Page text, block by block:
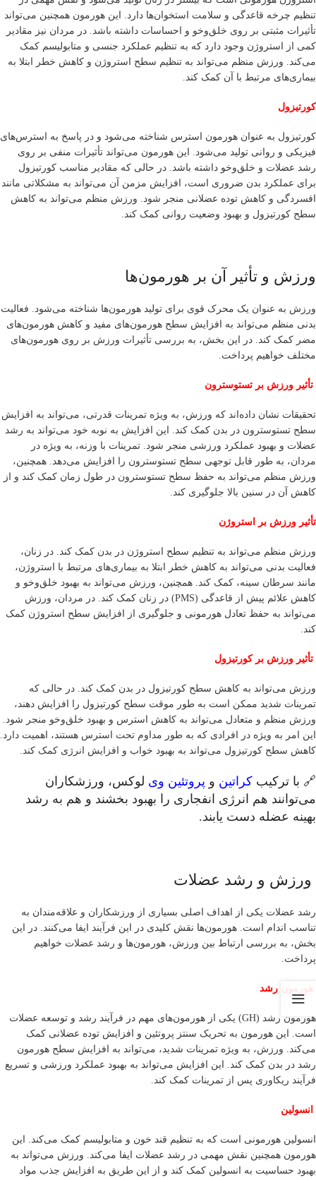
تنظیم چرخه قاعدگی و سلامت استخوان‌ها دارد. این هورمون همچنین می‌تواند
تأثیرات مثبتی بر روی خلق‌وخو و احساسات داشته باشد. در مردان نیز مقادیر
کمی از استروژن وجود دارد که به تنظیم عملکرد جنسی و متابولیسم کمک
می‌کند. ورزش منظم می‌تواند به تنظیم سطح استروژن و کاهش خطر ابتلا به
بیماری‌های مرتبط با آن کمک کند.
کورتیزول
کورتیزول به عنوان هورمون استرس شناخته می‌شود و در پاسخ به استرس‌های
فیزیکی و روانی تولید می‌شود. این هورمون می‌تواند تأثیرات منفی بر روی
رشد عضلات و خلق‌وخو داشته باشد. در حالی که مقادیر مناسب کورتیزول
برای عملکرد بدن ضروری است، افزایش مزمن آن می‌تواند به مشکلاتی مانند
افسردگی و کاهش توده عضلانی منجر شود. ورزش منظم می‌تواند به کاهش
سطح کورتیزول و بهبود وضعیت روانی کمک کند.
ورزش و تأثیر آن بر هورمون‌ها
ورزش به عنوان یک محرک قوی برای تولید هورمون‌ها شناخته می‌شود. فعالیت
بدنی منظم می‌تواند به افزایش سطح هورمون‌های مفید و کاهش هورمون‌های
مضر کمک کند. در این بخش، به بررسی تأثیرات ورزش بر روی هورمون‌های
مختلف خواهیم پرداخت.
تأثیر ورزش بر تستوسترون
تحقیقات نشان داده‌اند که ورزش، به ویژه تمرینات قدرتی، می‌تواند به افزایش
سطح تستوسترون در بدن کمک کند. این افزایش به نوبه خود می‌تواند به رشد
عضلات و بهبود عملکرد ورزشی منجر شود. تمرینات با وزنه، به ویژه در
مردان، به طور قابل توجهی سطح تستوسترون را افزایش می‌دهد. همچنین،
ورزش منظم می‌تواند به حفظ سطح تستوسترون در طول زمان کمک کند و از
کاهش آن در سنین بالا جلوگیری کند.
تأثیر ورزش بر استروژن
ورزش منظم می‌تواند به تنظیم سطح استروژن در بدن کمک کند. در زنان،
فعالیت بدنی می‌تواند به کاهش خطر ابتلا به بیماری‌های مرتبط با استروژن،
مانند سرطان سینه، کمک کند. همچنین، ورزش می‌تواند به بهبود خلق‌وخو و
کاهش علائم پیش از قاعدگی (PMS) در زنان کمک کند. در مردان، ورزش
می‌تواند به حفظ تعادل هورمونی و جلوگیری از افزایش سطح استروژن کمک
کند.
تأثیر ورزش بر کورتیزول
ورزش می‌تواند به کاهش سطح کورتیزول در بدن کمک کند. در حالی که
تمرینات شدید ممکن است به طور موقت سطح کورتیزول را افزایش دهند،
ورزش منظم و متعادل می‌تواند به کاهش استرس و بهبود خلق‌وخو منجر شود.
این امر به ویژه در افرادی که به طور مداوم تحت استرس هستند، اهمیت دارد.
کاهش سطح کورتیزول می‌تواند به بهبود خواب و افزایش انرژی کمک کند.
🔗 با ترکیب کراتین و پروتئین وی لوکس، ورزشکاران
می‌توانند هم انرژی انفجاری را بهبود بخشند و هم به رشد
بهینه عضله دست یابند.
ورزش و رشد عضلات
رشد عضلات یکی از اهداف اصلی بسیاری از ورزشکاران و علاقه‌مندان به
تناسب اندام است. هورمون‌ها نقش کلیدی در این فرآیند ایفا می‌کنند. در این
بخش، به بررسی ارتباط بین ورزش، هورمون‌ها و رشد عضلات خواهیم
پرداخت.
هورمون رشد
هورمون رشد (GH) یکی از هورمون‌های مهم در فرآیند رشد و توسعه عضلات
است. این هورمون به تحریک سنتز پروتئین و افزایش توده عضلانی کمک
می‌کند. ورزش، به ویژه تمرینات شدید، می‌تواند به افزایش سطح هورمون
رشد در بدن کمک کند. این افزایش می‌تواند به بهبود عملکرد ورزشی و تسریع
فرآیند ریکاوری پس از تمرینات کمک کند.
انسولین
انسولین هورمونی است که به تنظیم قند خون و متابولیسم کمک می‌کند. این
هورمون همچنین نقش مهمی در رشد عضلات ایفا می‌کند. ورزش می‌تواند به
بهبود حساسیت به انسولین کمک کند و از این طریق به افزایش جذب مواد